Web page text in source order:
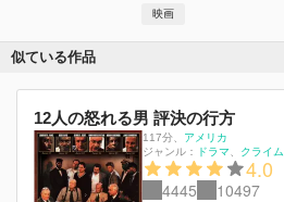
映画
似ている作品
12人の怒れる男 評決の行方
117分
アメリカ
ジャンル：
ドラマ クライム
4.0
4445 10497